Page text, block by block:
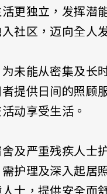
更独立，发挥潜
社区，迈向全人
未能从密集及长
提供日间的照顾
动享受生活。
及严重残疾人士
护理及深入起居